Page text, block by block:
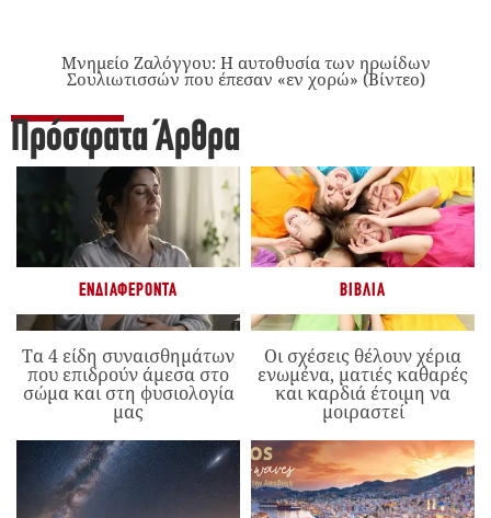
Μνημείο Ζαλόγγου: Η αυτοθυσία των ηρωίδων
Σουλιωτισσών που έπεσαν «εν χορώ» (Βίντεο)
Πρόσφατα Άρθρα
ΕΝΔΙΑΦΈΡΟΝΤΑ
Τα 4 είδη συναισθημάτων
που επιδρούν άμεσα στο
σώμα και στη φυσιολογία
μας
ΒΙΒΛΊΑ
Οι σχέσεις θέλουν χέρια
ενωμένα, ματιές καθαρές
και καρδιά έτοιμη να
μοιραστεί